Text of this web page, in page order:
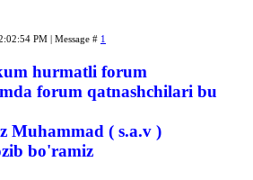
PM | Message # 1
hurmatli forum
forum qatnashchilari bu
Muhammad ( s.a.v )
bo'ramiz